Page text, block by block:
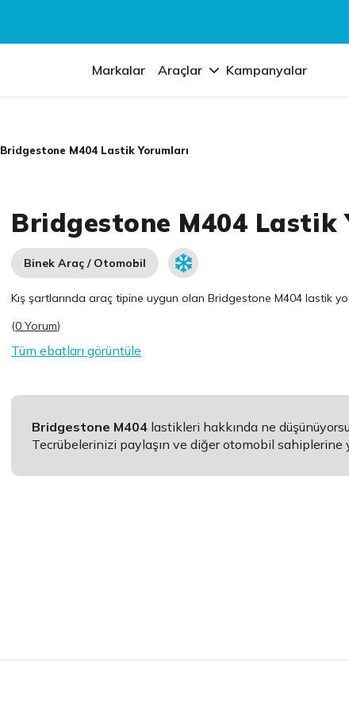
Markalar Araçlar Kampanyalar
Bridgestone M404 Lastik Yorumları
Bridgestone M404 Lastik
Binek Araç / Otomobil
Kış şartlarında araç tipine uygun olanBridgestone M404 lastik
(0 Yorum)
Tüm ebatları görüntüle
Bridgestone M404 lastikleri hakkında ne
Tecrübelerinizi paylaşın ve diğer otomobil sahiplerine